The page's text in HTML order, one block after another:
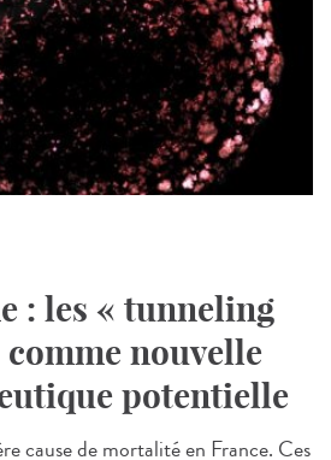
: les « tunneling
nouvelle
potentielle
cause de mortalité en France. Ces